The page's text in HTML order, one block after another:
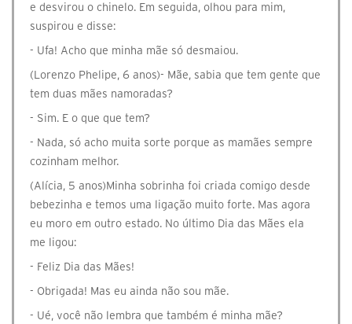
e desvirou o chinelo. Em seguida, olhou para mim,
suspirou e disse:
- Ufa! Acho que minha mãe só desmaiou.
(Lorenzo Phelipe, 6 anos)- Mãe, sabia que tem gente que
tem duas mães namoradas?
- Sim. E o que que tem?
- Nada, só acho muita sorte porque as mamães sempre
cozinham melhor.
(Alícia, 5 anos)Minha sobrinha foi criada comigo desde
bebezinha e temos uma ligação muito forte. Mas agora
eu moro em outro estado. No último Dia das Mães ela
me ligou:
- Feliz Dia das Mães!
- Obrigada! Mas eu ainda não sou mãe.
- Ué, você não lembra que também é minha mãe?